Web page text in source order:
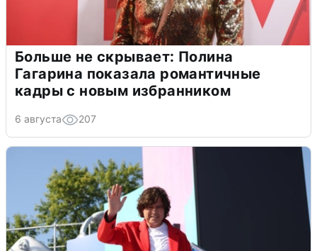
Больше не скрывает: Полина
Гагарина показала романтичные
кадры с новым избранником
6 августа 207